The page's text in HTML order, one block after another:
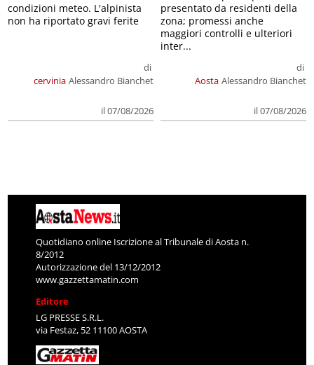
cervinia
di
Alessandro Bianchet
il 07/08/2026
condizioni meteo. L'alpinista
non ha riportato gravi ferite
Aosta
di
Alessandro Bianchet
il 07/08/2026
presentato da residenti della
zona; promessi anche
maggiori controlli e ulteriori
inter...
Quotidiano online Iscrizione al Tribunale di Aosta n.
8/2012
Autorizzazione del 13/12/2012
www.gazzettamatin.com
Editore
LG PRESSE S.R.L.
via Festaz, 52 11100 AOSTA